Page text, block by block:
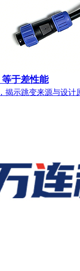
于差性能
揭示跳变来源与设计